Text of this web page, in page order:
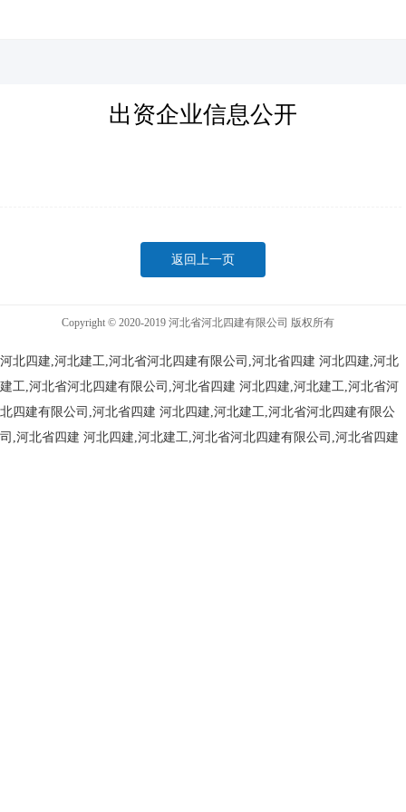
出资企业信息公开
返回上一页
Copyright © 2020-2019 河北省河北四建有限公司 版权所有
河北四建,河北建工,河北省河北四建有限公司,河北省四建 河北四建,河北
建工,河北省河北四建有限公司,河北省四建 河北四建,河北建工,河北省河
北四建有限公司,河北省四建 河北四建,河北建工,河北省河北四建有限公
司,河北省四建 河北四建,河北建工,河北省河北四建有限公司,河北省四建